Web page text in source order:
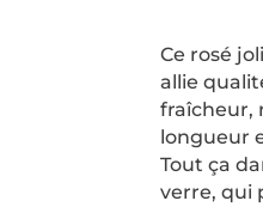
Ce rosé
allie
fraîcheur,
longueur
Tout ça
verre, qui